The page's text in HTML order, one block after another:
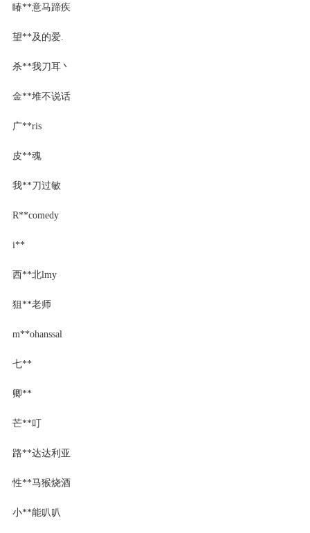
睶**意马蹄疾
望**及的爱.
杀**我刀耳丶
金**堆不说话
广**ris
皮**魂
我**刀过敏
R**comedy
і**
西**北lmy
狙**老师
m**ohanssal
七**
卿**
芒**叮
路**达达利亚
性**马猴烧酒
小**能叭叭